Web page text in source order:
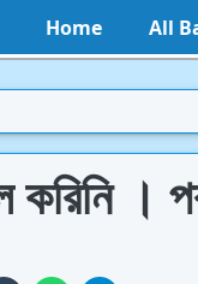
Home All
করিনি ।